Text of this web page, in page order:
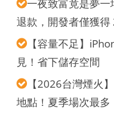
一夜致富竟是夢
退款，開發者僅獲得
【容量不足】
見！省下儲存空間
【2026台灣煙火
地點！夏季場次最多